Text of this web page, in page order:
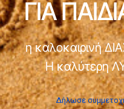
ΓΙΑ
η καλοκαιρινή
Η καλύτερη
Δήλωσε